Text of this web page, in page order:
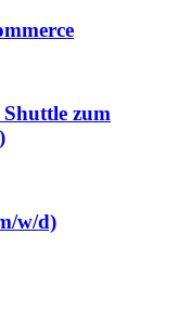
zum
w/d)